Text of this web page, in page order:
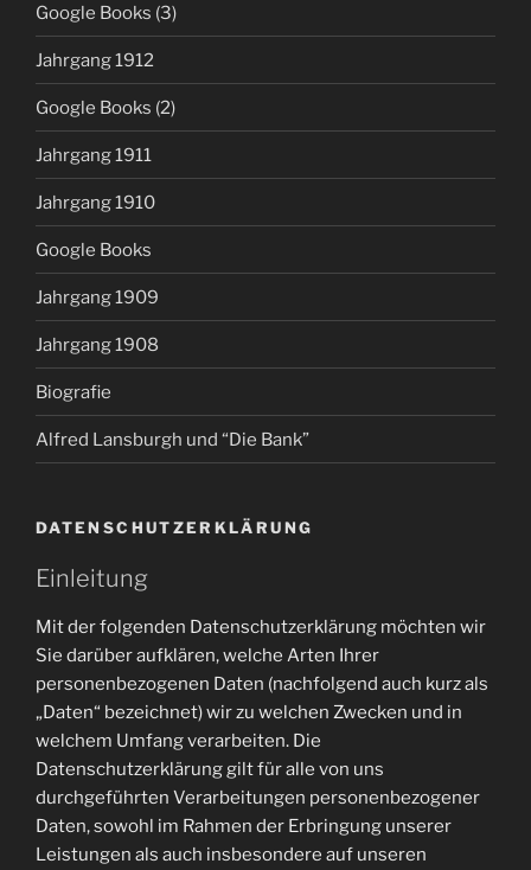
Google Books (3)
Jahrgang 1912
Google Books (2)
Jahrgang 1911
Jahrgang 1910
Google Books
Jahrgang 1909
Jahrgang 1908
Biografie
Alfred Lansburgh und “Die Bank”
DATENSCHUTZERKLÄRUNG
Einleitung
Mit der folgenden Datenschutzerklärung möchten wir
Sie darüber aufklären, welche Arten Ihrer
personenbezogenen Daten (nachfolgend auch kurz als
„Daten“ bezeichnet) wir zu welchen Zwecken und in
welchem Umfang verarbeiten. Die
Datenschutzerklärung gilt für alle von uns
durchgeführten Verarbeitungen personenbezogener
Daten, sowohl im Rahmen der Erbringung unserer
Leistungen als auch insbesondere auf unseren